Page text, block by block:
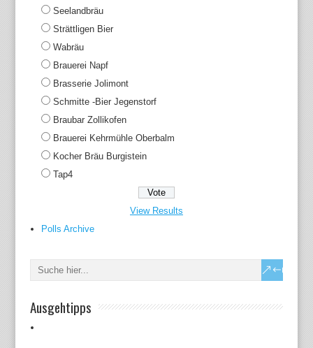
Seelandbräu
Strättligen Bier
Wabräu
Brauerei Napf
Brasserie Jolimont
Schmitte -Bier Jegenstorf
Braubar Zollikofen
Brauerei Kehrmühle Oberbalm
Kocher Bräu Burgistein
Tap4
View Results
Polls Archive
Ausgehtipps